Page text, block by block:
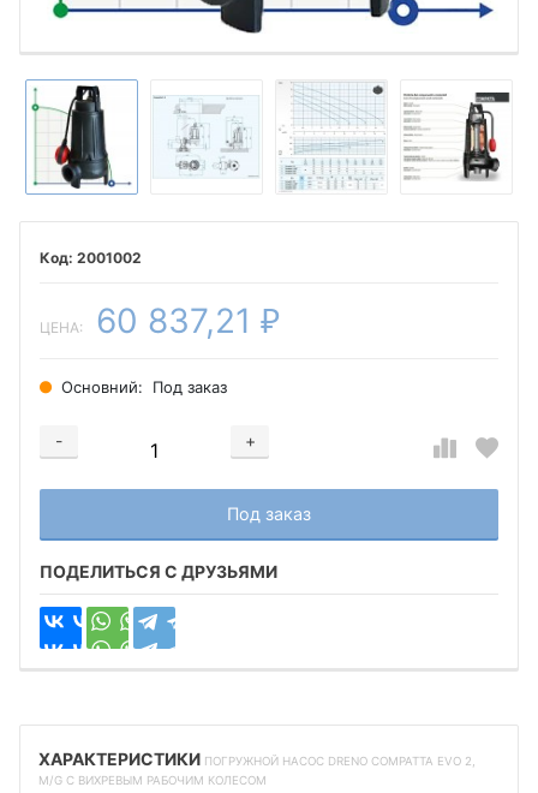
2001002
ЦЕНА: 60 837,21 ₽
Основний: Под заказ
-
+
Добавляется...
Под заказ
Добавлен
ПОДЕЛИТЬСЯ С ДРУЗЬЯМИ
ХАРАКТЕРИСТИКИ ПОГРУЖНОЙ НАСОС DRENO COMPATTA EVO 2,
M/G С ВИХРЕВЫМ РАБОЧИМ КОЛЕСОМ